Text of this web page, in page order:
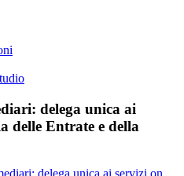
delega unica ai
delle Entrate e della